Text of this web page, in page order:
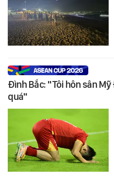
Đình Bắc: "Tôi hôn sân
quá"